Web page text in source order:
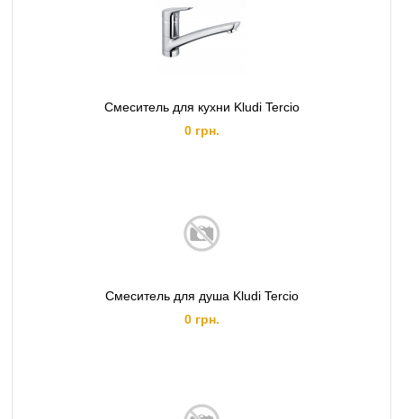
Смеситель для кухни Kludi Tercio
0 грн.
Смеситель для душа Kludi Tercio
0 грн.